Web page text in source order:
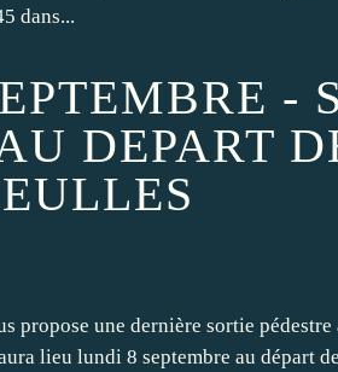
dans...
-
DEPART
propose une dernière sortie
lieu lundi 8 septembre au départ